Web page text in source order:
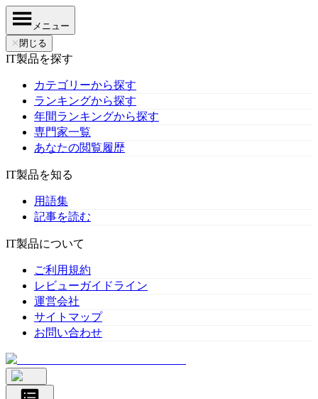
メニュー
✕ 閉じる
IT製品を探す
カテゴリーから探す
ランキングから探す
年間ランキングから探す
専門家一覧
あなたの閲覧履歴
IT製品を知る
用語集
記事を読む
IT製品について
ご利用規約
レビューガイドライン
運営会社
サイトマップ
お問い合わせ